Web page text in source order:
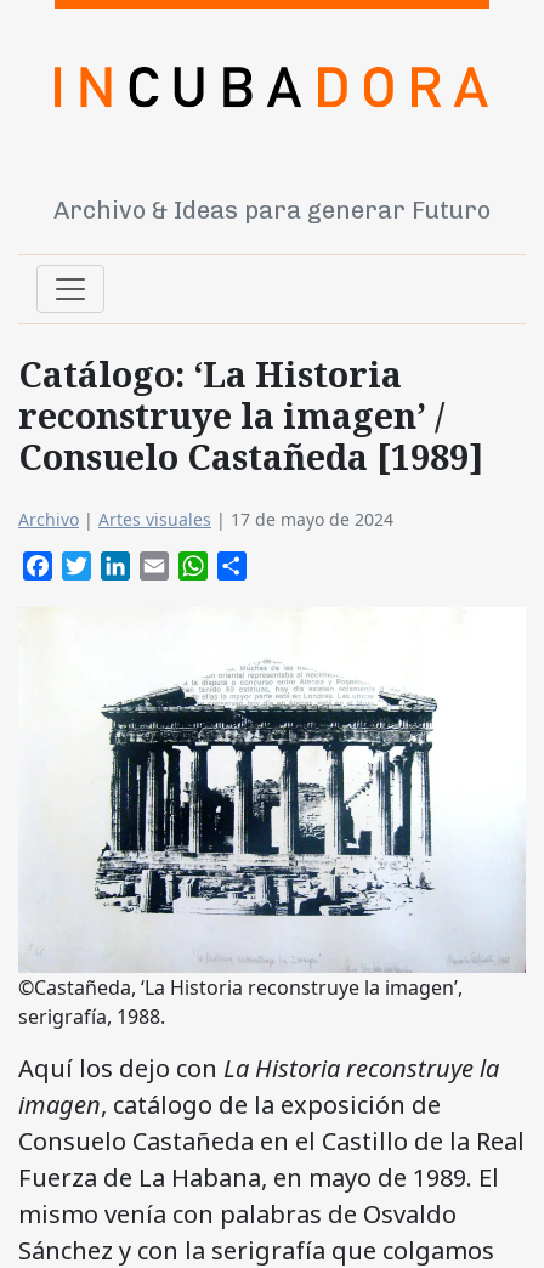
Archivo & Ideas para generar Futuro
Catálogo: ‘La Historia
reconstruye la imagen’ /
Consuelo Castañeda [1989]
Archivo | Artes visuales | 17 de mayo de 2024
FacebookTwitterLinkedIn
Email WhatsApp
©Castañeda, ‘La Historia reconstruye la imagen’,
serigrafía, 1988.
Aquí los dejo con La Historia reconstruye la
imagen, catálogo de la exposición de
Consuelo Castañeda en el Castillo de la Real
Fuerza de La Habana, en mayo de 1989. El
mismo venía con palabras de Osvaldo
Sánchez y con la serigrafía que colgamos